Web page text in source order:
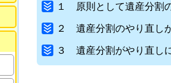
１ 原則として遺産分割
２ 遺産分割のやり直し
３ 遺産分割がやり直し